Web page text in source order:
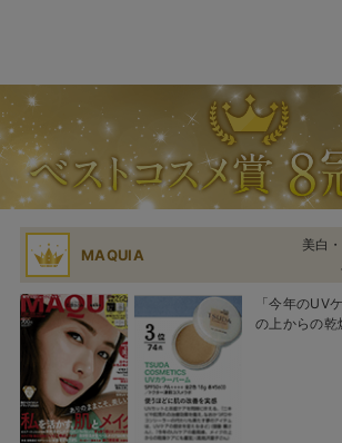
MAQUIA
美白
「今年のUV
の上からの乾